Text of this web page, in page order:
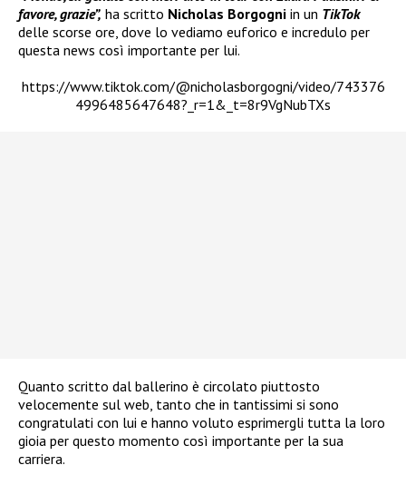
favore, grazie”, ha scritto Nicholas Borgogni in un TikTok
delle scorse ore, dove lo vediamo euforico e incredulo per
questa news così importante per lui.
https://www.tiktok.com/@nicholasborgogni/video/743376
4996485647648?_r=1&_t=8r9VgNubTXs
Quanto scritto dal ballerino è circolato piuttosto
velocemente sul web, tanto che in tantissimi si sono
congratulati con lui e hanno voluto esprimergli tutta la loro
gioia per questo momento così importante per la sua
carriera.